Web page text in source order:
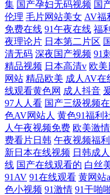
集 国产孕妇无码视频 国
伦理 毛片网站美女 AV福
免费在线 91午夜在线 福
夜理论片 日本第二片区
清无码 深夜国产视频 91
精品视频 日本高清v 欧美
网站 精品欧美 成人AV在
线观看黄色网 成人抖音
97人人看 国产三级视频
色AV网站人 黄色91福利
人午夜视频免费 欧美激
费看片日韩 午夜视频福
新日本在线视频 日韩成
线 国产在线观看的 白丝
91AV 91在线观看 黄网站
色小视频 91激情 91干啪